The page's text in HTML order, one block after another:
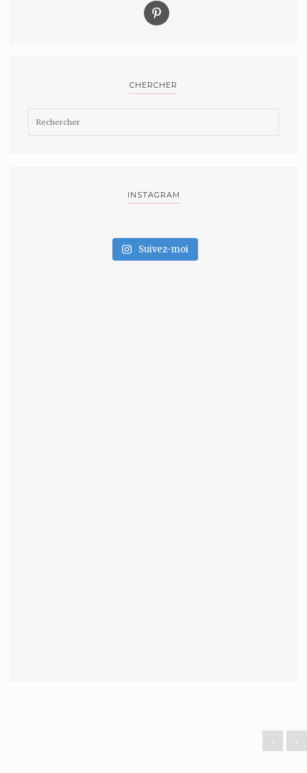
CHERCHER
INSTAGRAM
Suivez-moi